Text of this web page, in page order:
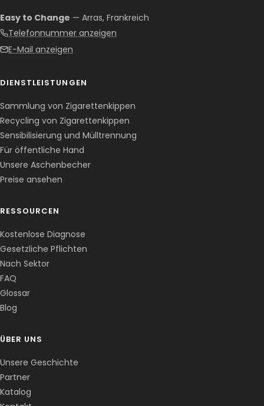
Easy to Change — Arras, Frankreich
Telefonnummer anzeigen
E-Mail anzeigen
DIENSTLEISTUNGEN
Sammlung von Zigarettenkippen
Recycling von Zigarettenkippen
Sensibilisierung und Mülltrennung
Für öffentliche Hand
Unsere Aschenbecher
Preise ansehen
RESSOURCEN
Kostenlose Diagnose
Gesetzliche Pflichten
Nach Sektor
FAQ
Glossar
Blog
ÜBER UNS
Unsere Geschichte
Partner
Katalog